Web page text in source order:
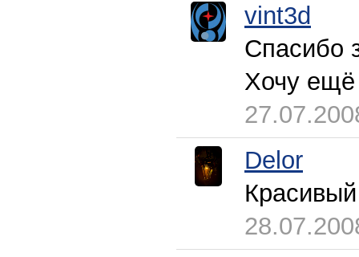
vint3d
Спасибо
Хочу ещё
Delor